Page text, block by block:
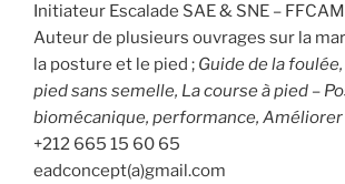
Initiateur Escalade SAE & SNE – FFCAM
Auteur de plusieurs ouvrages sur la
la posture et le pied ; Guide de la
pied sans semelle, La course à pied –
biomécanique, performance,
+212 665 15 60 65
eadconcept(a)gmail.com